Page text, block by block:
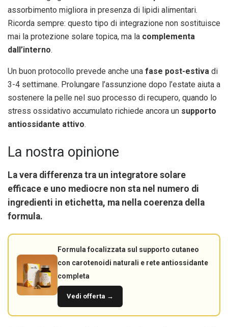
assorbimento migliora in presenza di lipidi alimentari.
Ricorda sempre: questo tipo di integrazione non sostituisce
mai la protezione solare topica, ma la complementa
dall’interno.
Un buon protocollo prevede anche una fase post-estiva di
3-4 settimane. Prolungare l’assunzione dopo l’estate aiuta a
sostenere la pelle nel suo processo di recupero, quando lo
stress ossidativo accumulato richiede ancora un supporto
antiossidante attivo.
La nostra opinione
La vera differenza tra un integratore solare
efficace e uno mediocre non sta nel numero di
ingredienti in etichetta, ma nella coerenza della
formula.
Formula focalizzata sul supporto cutaneo
con carotenoidi naturali e rete antiossidante
completa
Vedi offerta →